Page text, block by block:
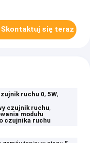
Skontaktuj się teraz
ruchu 0,5W,
czujnik ruchu,
modułu
czujnika ruchu